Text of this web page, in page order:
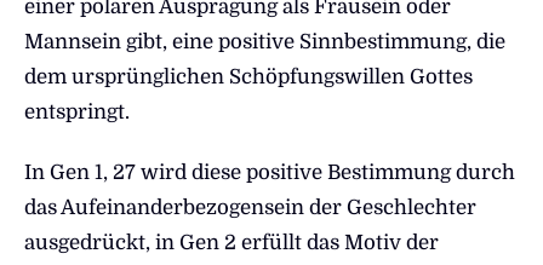
einer polaren Ausprägung als Frausein oder
Mannsein gibt, eine positive Sinnbestimmung, die
dem ursprünglichen Schöpfungswillen Gottes
entspringt.
In Gen 1, 27 wird diese positive Bestimmung durch
das Aufeinanderbezogensein der Geschlechter
ausgedrückt, in Gen 2 erfüllt das Motiv der